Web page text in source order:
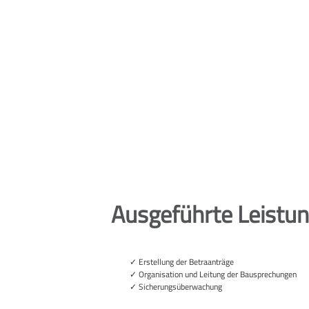
Ausgeführte
Erstellung der Betraanträge
Organisation und Leitung der Bausprechungen
Sicherungsüberwachung